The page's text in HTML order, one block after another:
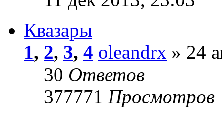
Квазары
1, 2, 3, 4 oleandrx » 24
30 Ответов
377771 Просмотров